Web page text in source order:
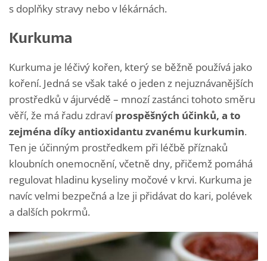
s doplňky stravy nebo v lékárnách.
Kurkuma
Kurkuma je léčivý kořen, který se běžně používá jako
koření. Jedná se však také o jeden z nejuznávanějších
prostředků v ájurvédě – mnozí zastánci tohoto směru
věří, že má řadu zdravíprospěšných účinků, a to
zejména díky antioxidantu zvanému kurkumin.
Ten je účinným prostředkem při léčbě příznaků
kloubních onemocnění, včetně dny, přičemž pomáhá
regulovat hladinu kyseliny močové v krvi. Kurkuma je
navíc velmi bezpečná a lze ji přidávat do kari, polévek
a dalších pokrmů.